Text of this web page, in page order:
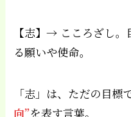
【志】→ こころざし
る願いや使命。
「志」は、ただの目標
向”を表す言葉。